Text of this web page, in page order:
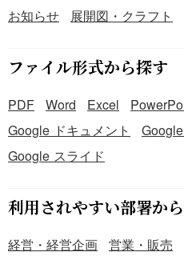
お知らせ
展開図・クラフト
ファイル形式から探す
PDF Word Excel
Google ドキュメント
Google スライド
利用されやすい部署か
経営・経営企画 営業・販売